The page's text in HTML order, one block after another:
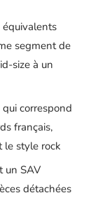
équivalents
segment de
size à un
correspond
français,
le style rock
un SAV
détachées